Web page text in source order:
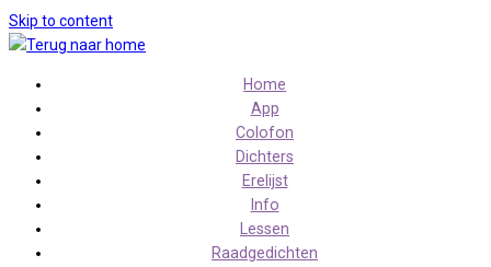
Skip to content
Home
App
Colofon
Dichters
Erelijst
Info
Lessen
Raadgedichten